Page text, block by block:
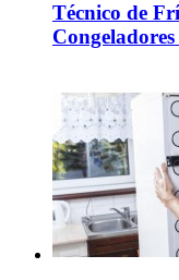
Técnico de